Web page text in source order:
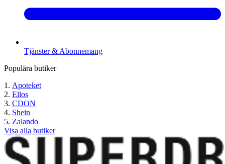
Tjänster & Abonnemang
Populära butiker
Apoteket
Ellos
CDON
Shein
Zalando
Visa alla butiker